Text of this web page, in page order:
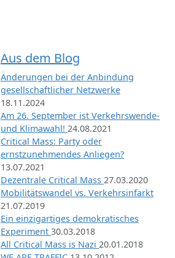
Aus dem Blog
Änderungen bei der Anbindung
gesellschaftlicher Netzwerke
18.11.2024
Am 26. September ist Verkehrswende-
und Klimawahl! 24.08.2021
Critical Mass: Party oder
ernstzunehmendes Anliegen?
13.07.2021
Dezentrale Critical Mass 27.03.2020
Mobilitätswandel vs. Verkehrsinfarkt
21.07.2019
Ein einzigartiges demokratisches
Experiment 30.03.2018
All Critical Mass is Nazi 20.01.2018